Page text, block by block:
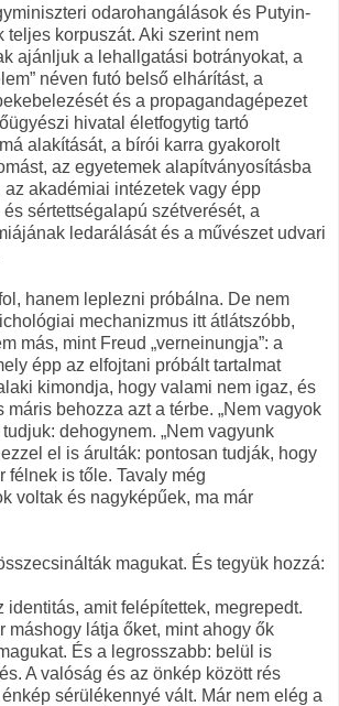
odarohangálások és Putyin-
teljes korpuszát. Aki szerint nem
ajánljuk a lehallgatási botrányokat, a
néven futó belső elhárítást, a
és a propagandagépezet
hivatal életfogytig tartó
alakítását, a bírói karra gyakorolt
az egyetemek alapítványosításba
az akadémiai intézetek vagy épp
sértettségalapú szétverését, a
ledarálását és a művészet udvari
hanem leplezni próbálna. De nem
mechanizmus itt átlátszóbb,
más, mint Freud „verneinungja”: a
épp az elfojtani próbált tartalmat
kimondja, hogy valami nem igaz, és
máris behozza azt a térbe. „Nem vagyok
tudjuk: dehogynem. „Nem vagyunk
el is árulták: pontosan tudják, hogy
félnek is tőle. Tavaly még
voltak és nagyképűek, ma már
magukat. És tegyük hozzá:
identitás, amit felépítettek, megrepedt.
máshogy látja őket, mint ahogy ők
És a legrosszabb: belül is
A valóság és az önkép között rés
sérülékennyé vált. Már nem elég a